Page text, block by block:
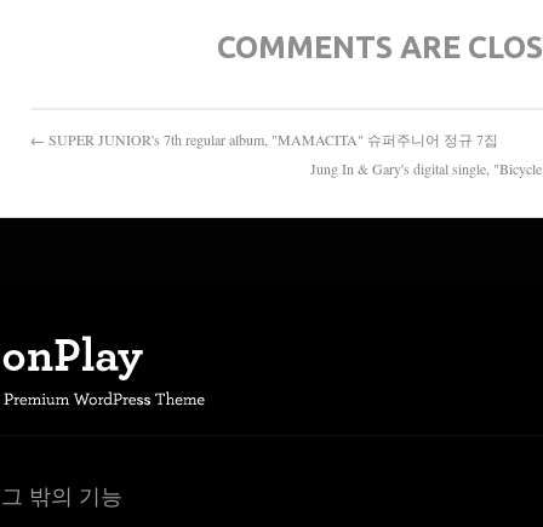
COMMENTS ARE
← SUPER JUNIOR's 7th regular album, "MAMACITA" 슈퍼주니어 정규 7집
Jung In & Gary's digital single,
그 밖의 기능